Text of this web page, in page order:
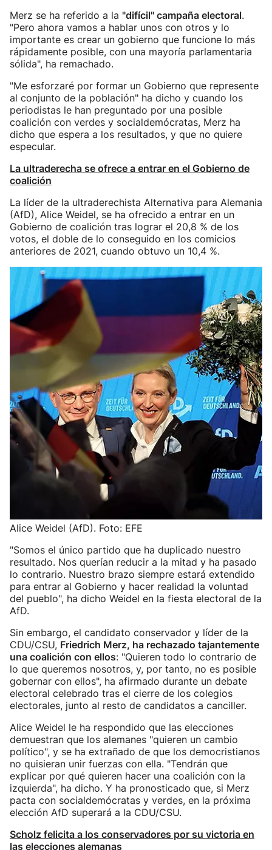
Merz se ha referido a la "difícil" campaña electoral.
"Pero ahora vamos a hablar unos con otros y lo
importante es crear un gobierno que funcione lo más
rápidamente posible, con una mayoría parlamentaria
sólida", ha remachado.
"Me esforzaré por formar un Gobierno que represente
al conjunto de la población" ha dicho y cuando los
periodistas le han preguntado por una posible
coalición con verdes y socialdemócratas, Merz ha
dicho que espera a los resultados, y que no quiere
especular.
La ultraderecha se ofrece a entrar en el Gobierno de
coalición
La líder de la ultraderechista Alternativa para Alemania
(AfD), Alice Weidel, se ha ofrecido a entrar en un
Gobierno de coalición tras lograr el 20,8 % de los
votos, el doble de lo conseguido en los comicios
anteriores de 2021, cuando obtuvo un 10,4 %.
Alice Weidel (AfD). Foto: EFE
"Somos el único partido que ha duplicado nuestro
resultado. Nos querían reducir a la mitad y ha pasado
lo contrario. Nuestro brazo siempre estará extendido
para entrar al Gobierno y hacer realidad la voluntad
del pueblo", ha dicho Weidel en la fiesta electoral de la
AfD.
Sin embargo, el candidato conservador y líder de la
CDU/CSU, Friedrich Merz, ha rechazado tajantemente
una coalición con ellos: "Quieren todo lo contrario de
lo que queremos nosotros, y, por tanto, no es posible
gobernar con ellos", ha afirmado durante un debate
electoral celebrado tras el cierre de los colegios
electorales, junto al resto de candidatos a canciller.
Alice Weidel le ha respondido que las elecciones
demuestran que los alemanes "quieren un cambio
político", y se ha extrañado de que los democristianos
no quisieran unir fuerzas con ella. "Tendrán que
explicar por qué quieren hacer una coalición con la
izquierda", ha dicho. Y ha pronosticado que, si Merz
pacta con socialdemócratas y verdes, en la próxima
elección AfD superará a la CDU/CSU.
Scholz felicita a los conservadores por su victoria en
las elecciones alemanas